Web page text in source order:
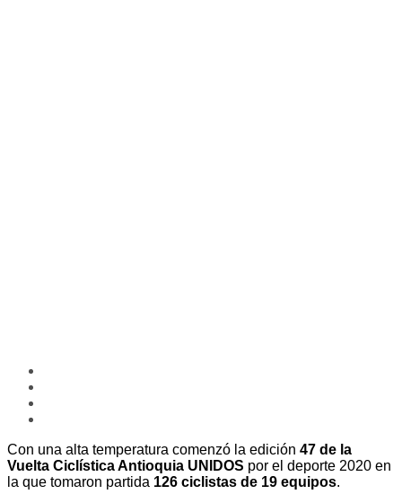
Con una alta temperatura comenzó la edición 47 de la
Vuelta Ciclística Antioquia UNIDOS por el deporte 2020 en
la que tomaron partida 126 ciclistas de 19 equipos.